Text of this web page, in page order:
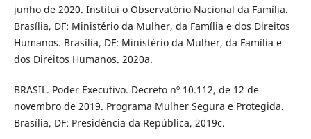
junho de 2020. Institui o Observatório Nacional da Família.
Brasília, DF: Ministério da Mulher, da Família e dos Direitos
Humanos. Brasília, DF: Ministério da Mulher, da Família e
dos Direitos Humanos. 2020a.
BRASIL. Poder Executivo. Decreto nº 10.112, de 12 de
novembro de 2019. Programa Mulher Segura e Protegida.
Brasília, DF: Presidência da República, 2019c.